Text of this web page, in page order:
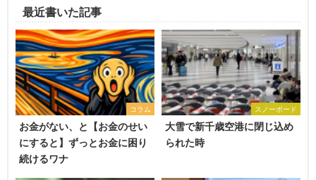
最近書いた記事
コラム
お金がない、と【お金のせい
にすると】ずっとお金に困り
続けるワナ
スノーボード
大雪で新千歳空港に閉じ込め
られた時